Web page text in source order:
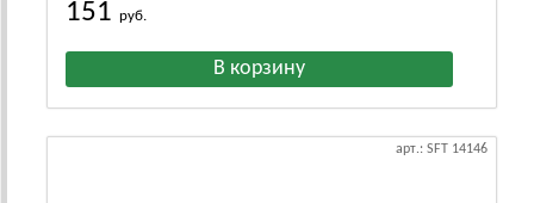
151 руб.
арт.: SFT 14146